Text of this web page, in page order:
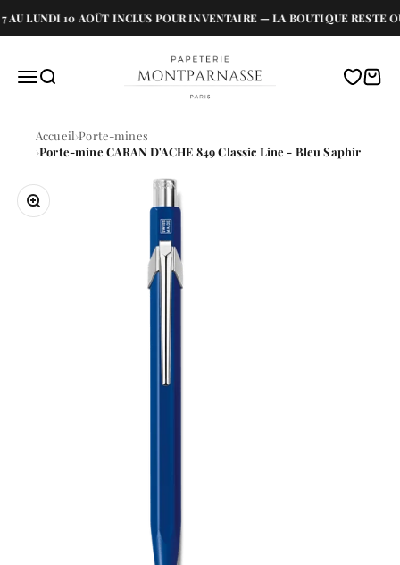
Passer au contenu
LUNDI 10 AOÛT INCLUS POUR INVENTAIRE — LA BOUTIQUE RESTE
MenuRecherche
Papeterie Montparnasse
Accueil Porte-mines
Porte-mine CARAN D'ACHE 849 Classic Line - Bleu Saphir
Zoomer sur l'image